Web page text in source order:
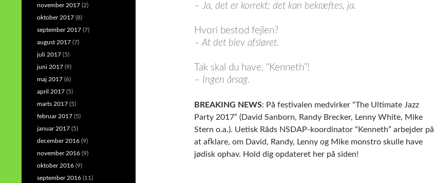
– Ja, det er korrekt; det kan bekræftes, ja.
Hvori bestod fejlen?
– At det blev afsløret.
Tak skal du have, “Kenneth”!
– Ingen årsag.
BREAKING NEWS: På festivalen medvirker “The Ultimate Jazz
Party 2017” (David Sanborn, Randy Brecker, Lenny White, Mike
Stern o.a.). Uetisk Råds NSDAP-koordinator “Kenneth” arbejder på
at afklare, om David, Randy, Lenny og Mike monstro skulle have
jødisk ophav. Hold dig opdateret her på siden!
november 2017 (2)
oktober 2017 (8)
september 2017 (7)
august 2017 (7)
juli 2017 (5)
juni 2017 (9)
maj 2017 (6)
april 2017 (5)
marts 2017 (5)
februar 2017 (5)
januar 2017 (5)
december 2016 (9)
november 2016 (9)
oktober 2016 (9)
september 2016 (11)